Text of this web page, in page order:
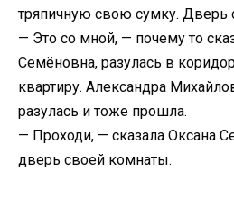
тряпичную свою сумку. Дверь
— Это со мной, — почему то
Семёновна, разулась в
квартиру. Александра
разулась и тоже прошла.
— Проходи, — сказала Оксана
дверь своей комнаты.